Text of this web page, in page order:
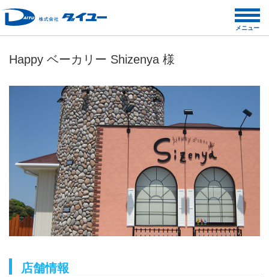
コ
テ
メニュー
Happy ベーカリー Shizenya 様
店舗情報